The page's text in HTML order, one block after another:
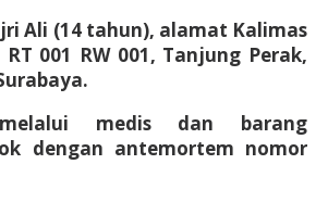
Ali (14 tahun), alamat Kalimas
001 RW 001, Tanjung Perak,
medis dan barang
dengan antemortem nomor